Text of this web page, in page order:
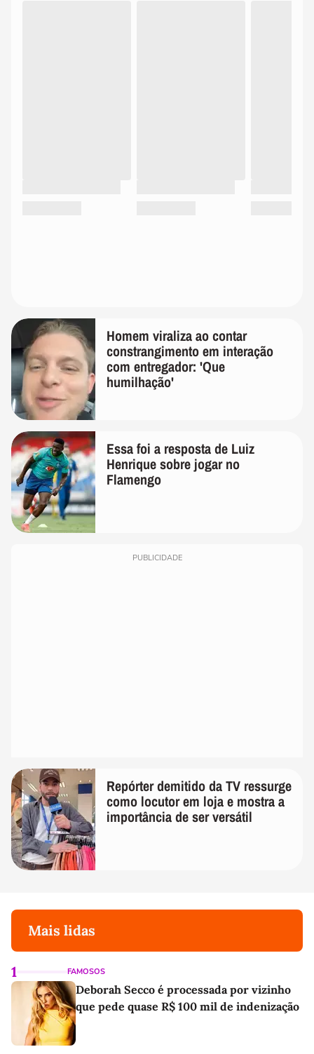
Homem viraliza ao contar
constrangimento em interação
com entregador: 'Que
humilhação'
Essa foi a resposta de Luiz
Henrique sobre jogar no
Flamengo
PUBLICIDADE
Repórter demitido da TV ressurge
como locutor em loja e mostra a
importância de ser versátil
Mais lidas
1 FAMOSOS
Deborah Secco é processada por vizinho
que pede quase R$ 100 mil de indenização